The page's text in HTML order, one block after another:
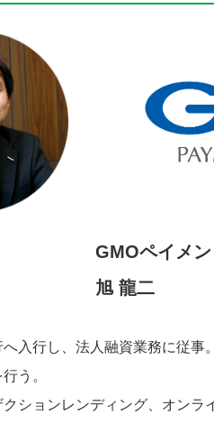
GMOペイメ
旭 龍二
入行し、法人融資業務に従事
う。
ションレンディング、オンラ